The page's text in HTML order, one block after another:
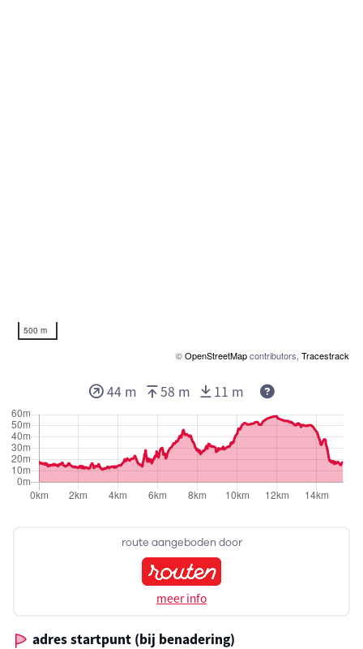
500 m
©OpenStreetMapcontributors, Tracestrack
route aangeboden door
meer info
adres startpunt (bij benadering)
44 m 58 m 11 m Deze